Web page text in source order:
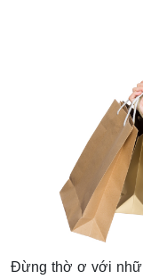
Đừng thờ ơ với